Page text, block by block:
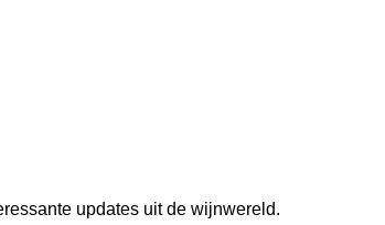
updates uit de wijnwereld.